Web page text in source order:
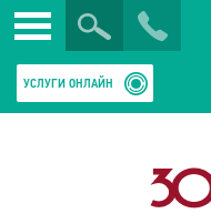
Закрыть
Искать
УСЛУГИ ОНЛАЙН